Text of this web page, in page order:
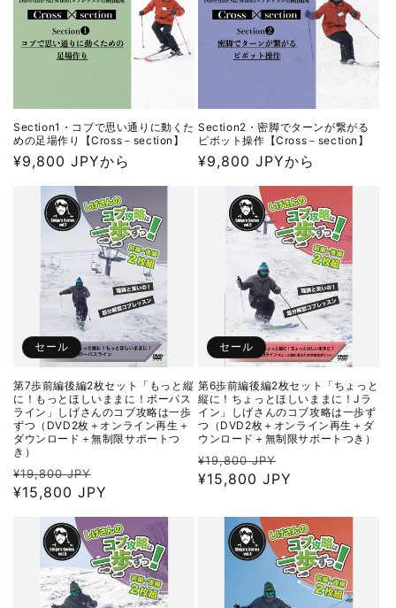
Section1・コブで思い通りに動くた
めの足場作り【Cross－section】
通
¥9,800 JPYから
Section2・密脚でターンが繋がる
ピボット操作【Cross－section】
通
¥9,800 JPYから
セール
第7歩前編後編2枚セット「もっと縦
に！もっとほしいままに！ポーパス
ライン」しげさんのコブ攻略は一歩
ずつ（DVD2枚＋オンライン再生＋
ダウンロード＋無制限サポートつ
き）
通
常
¥19,800 JPY
ー
価
格
¥15,800 JPY
セール
第6歩前編後編2枚セット「ちょっと
縦に！ちょっとほしいままに！Jラ
イン」しげさんのコブ攻略は一歩ず
つ（DVD2枚＋オンライン再生＋ダ
ウンロード＋無制限サポートつき）
通
常
¥19,800 JPY
ー
価
格
¥15,800 JPY